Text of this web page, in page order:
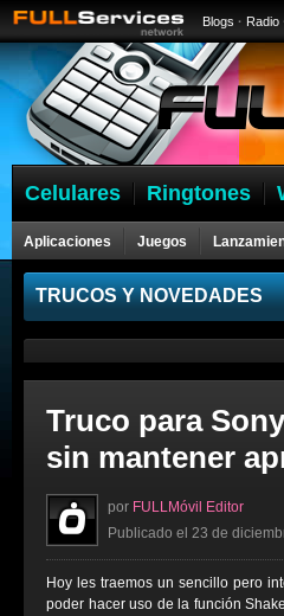
Blogs · Radio
Celulares Ringtones
Aplicaciones Juegos
Celulares
TRUCOS Y NOVEDADES
Truco para
sin mantener
por FULLMóvil Editor
Publicado el 23 de
Hoy les traemos un sencillo pero
poder hacer uso de la función